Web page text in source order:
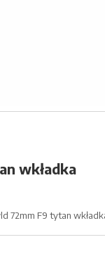
wkładka
72mm F9 tytan